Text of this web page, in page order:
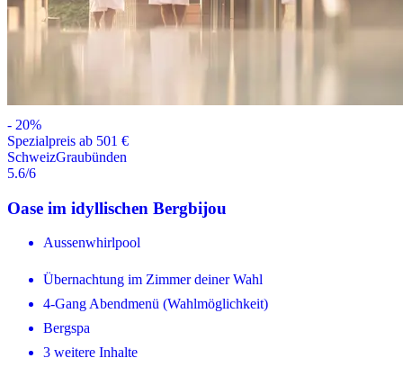
- 20%
Spezialpreis ab 501 €
SchweizGraubünden
5.6/6
Oase im idyllischen Bergbijou
Aussenwhirlpool
Übernachtung im Zimmer deiner Wahl
4-Gang Abendmenü (Wahlmöglichkeit)
Bergspa
3 weitere Inhalte